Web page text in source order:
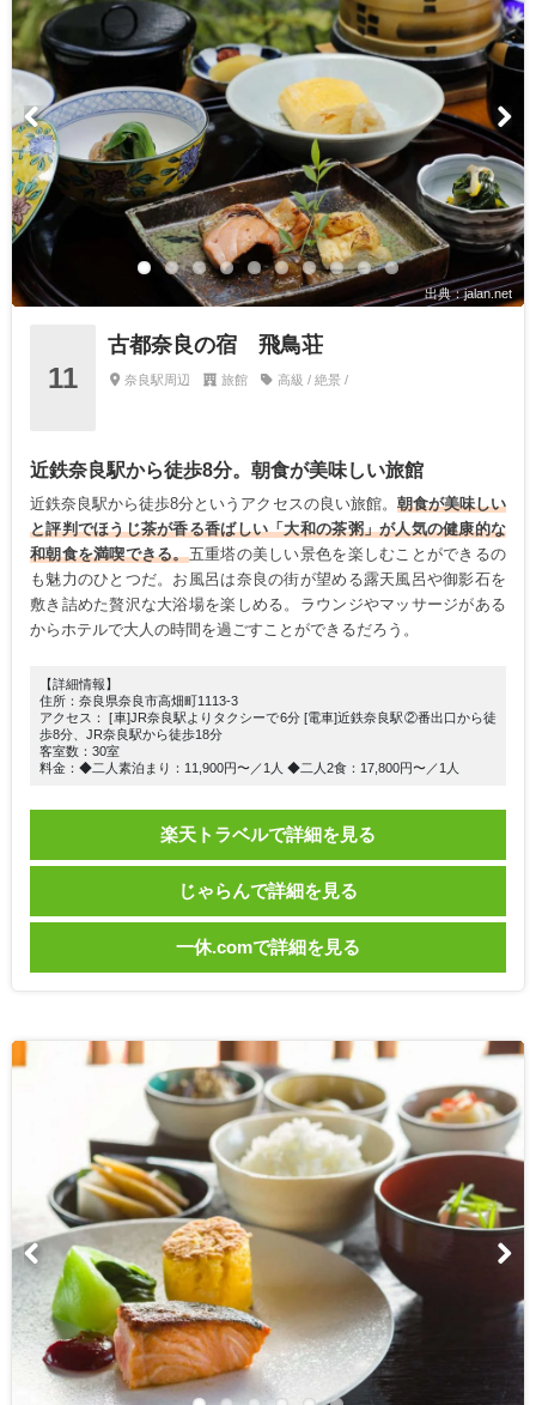
出典：jalan.net
11
古都奈良の宿 飛鳥荘
奈良駅周辺 旅館 高級 / 絶景 /
近鉄奈良駅から徒歩8分。朝食が美味しい旅館
近鉄奈良駅から徒歩8分というアクセスの良い旅館。 朝食が美味しい
と評判でほうじ茶が香る香ばしい「大和の茶粥」が人気の健康的な
和朝食を満喫できる。五重塔の美しい景色を楽しむことができるの
も魅力のひとつだ。お風呂は奈良の街が望める露天⾵呂や御影石を
敷き詰めた贅沢な大浴場を楽しめる。ラウンジやマッサージがある
からホテルで大人の時間を過ごすことができるだろう。
【詳細情報】
住所：奈良県奈良市高畑町1113-3
アクセス： [車]JR奈良駅よりタクシーで6分 [電車]近鉄奈良駅②番出口から徒
歩8分、JR奈良駅から徒歩18分
客室数：30室
料金：◆二人素泊まり：11,900円〜／1人 ◆二人2食：17,800円〜／1人
楽天トラベルで詳細を見る
じゃらんで詳細を見る
一休.comで詳細を見る